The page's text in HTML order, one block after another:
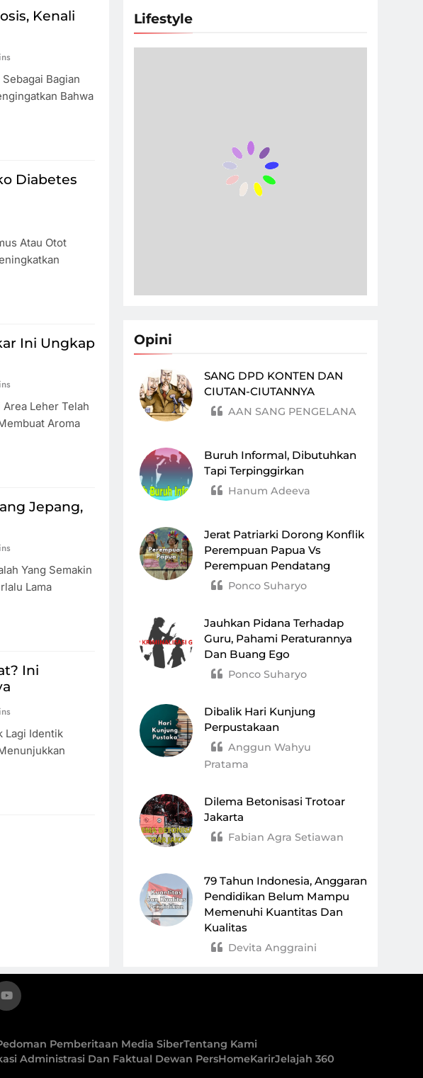
Kenali
Bagian
Bahwa
Diabetes
Atau Otot
Ini Ungkap
Leher Telah
Aroma
Jepang,
Yang Semakin
Lama
Ini
Lagi Identik
Lifestyle
Opini
SANG DPD KONTEN DAN
CIUTAN-CIUTANNYA
AAN SANG PENGELANA
Buruh Informal, Dibutuhkan
Tapi Terpinggirkan
Hanum Adeeva
Jerat Patriarki Dorong Konflik
Perempuan Papua Vs
Perempuan Pendatang
Ponco Suharyo
Jauhkan Pidana Terhadap
Guru, Pahami Peraturannya
Dan Buang Ego
Ponco Suharyo
Dibalik Hari Kunjung
Perpustakaan
Anggun Wahyu
Pratama
Dilema Betonisasi Trotoar
Jakarta
Fabian Agra Setiawan
79 Tahun Indonesia, Anggaran
Pendidikan Belum Mampu
Memenuhi Kuantitas Dan
Kualitas
Devita Anggraini
Pemberitaan Media SiberTentang Kami
Administrasi Dan Faktual Dewan PersHomeKarirJelajah 360